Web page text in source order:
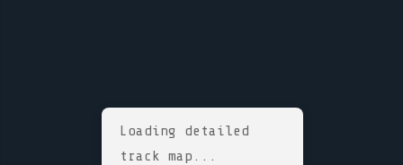
Loading detailed
track map...